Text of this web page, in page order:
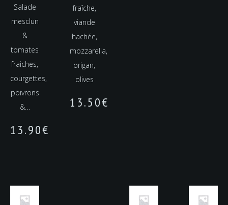
Salade
mesclun
&
tomates
fraiches,
courgettes,
poivrons
&…
13.90€
fraîche,
viande
hachée,
mozzarella,
origan,
olives
13.50€